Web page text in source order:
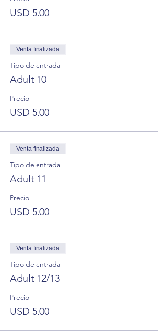
USD 5.00
Venta finalizada
Tipo de entrada
Adult 10
Precio
USD 5.00
Venta finalizada
Tipo de entrada
Adult 11
Precio
USD 5.00
Venta finalizada
Tipo de entrada
Adult 12/13
Precio
USD 5.00